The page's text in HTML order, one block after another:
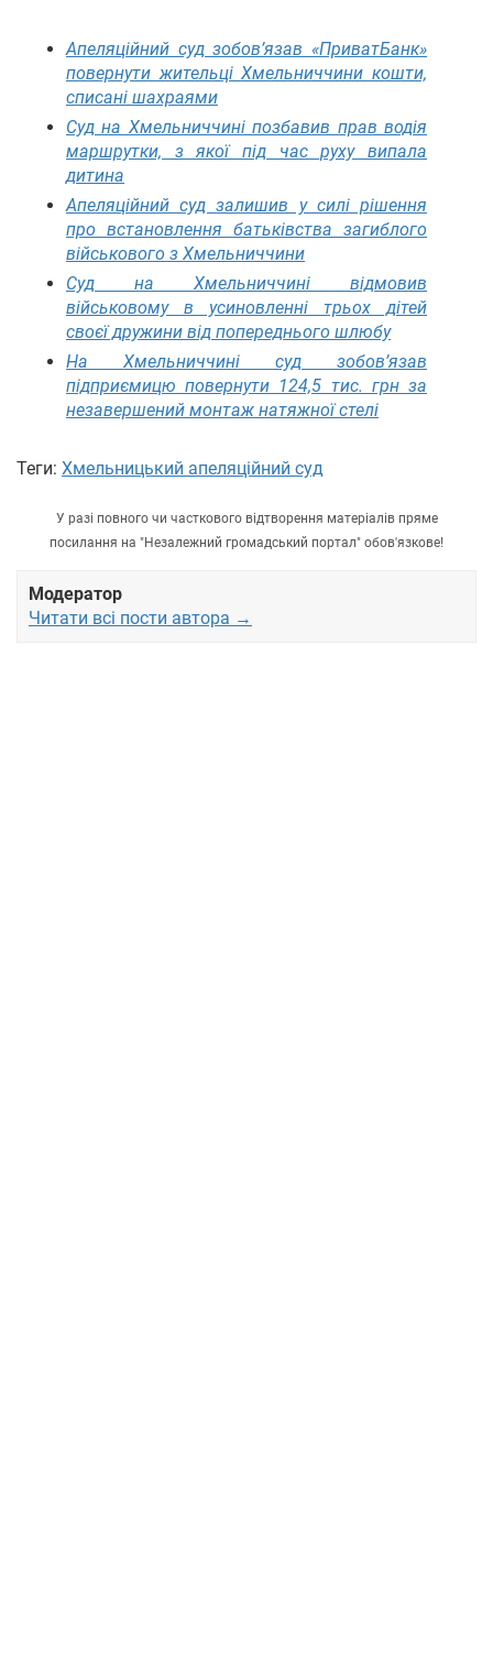
Апеляційний суд зобов’язав «ПриватБанк»
повернути жительці Хмельниччини кошти,
списані шахраями
Суд на Хмельниччині позбавив прав водія
маршрутки, з якої під час руху випала
дитина
Апеляційний суд залишив у силі рішення
про встановлення батьківства загиблого
військового з Хмельниччини
Суд на Хмельниччині відмовив
військовому в усиновленні трьох дітей
своєї дружини від попереднього шлюбу
На Хмельниччині суд зобов’язав
підприємицю повернути 124,5 тис. грн за
незавершений монтаж натяжної стелі
Теги: Хмельницький апеляційний суд
У разі повного чи часткового відтворення матеріалів пряме
посилання на "Незалежний громадський портал" обов'язкове!
Модератор
Читати всі пости автора →